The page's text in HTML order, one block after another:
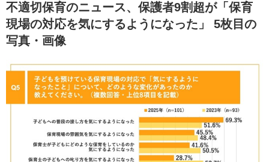
不適切保育のニュース、保護者9割超が「保育
現場の対応を気にするようになった」 5枚目の
写真・画像